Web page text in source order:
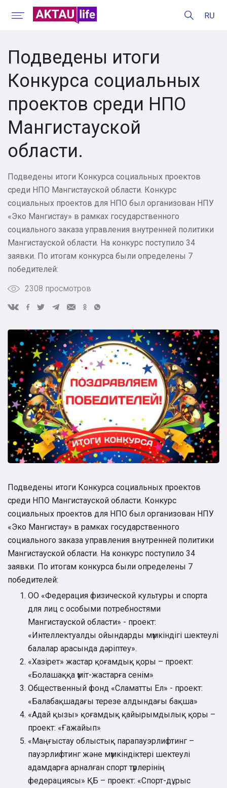
Подведены итоги
Конкурса социальных
проектов среди НПО
Мангистауской
области.
Подведены итоги Конкурса социальных проектов
среди НПО Мангистауской области. Конкурс
социальных проектов для НПО был организован НПУ
«Эко Мангистау» в рамках государственного
социального заказа управления внутренней политики
Мангистауской области. На конкурс поступило 34
заявки. По итогам конкурса были определены 7
победителей:
2308 просмотров
Подведены итоги Конкурса социальных проектов
среди НПО Мангистауской области. Конкурс
социальных проектов для НПО был организован НПУ
«Эко Мангистау» в рамках государственного
социального заказа управления внутренней политики
Мангистауской области. На конкурс поступило 34
заявки. По итогам конкурса были определены 7
победителей:
ОО «Федерация физической культуры и спорта
для лиц с особыми потребностями
Мангистауской области» - проект:
«Интеллектуалды ойындарды мүмкіндігі шектеулі
балалар арасында дәріптеу».
«Хазірет» жастар қоғамдық қоры – проект:
«Болашаққа үміт-жастарға сенім»
Общественный фонд «Сламатты Ел» - проект:
«Балабақшадағы терезе алдындағы бақша»
«Адай қызы» қоғамдық қайырымдылық қоры –
проект: «Ғажайып»
«Маңғыстау облыстық парапауэрлифтинг –
пауэрлифтинг және мүмкіндіктері шектеулі
адамдарға арналған спорт түрлерінің
федерациясы» ҚБ – проект: «Спорт-дұрыс